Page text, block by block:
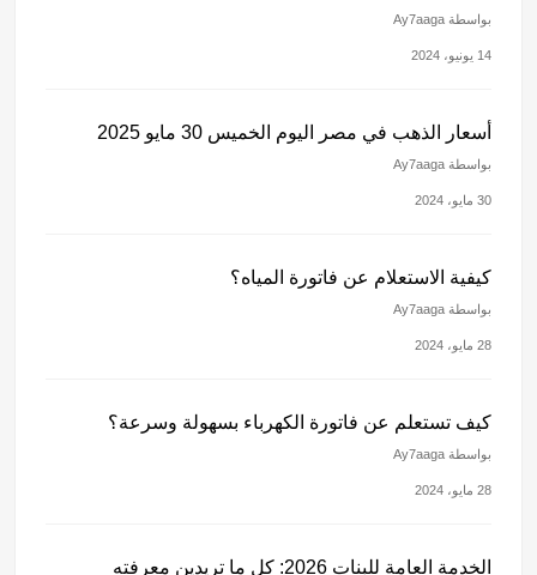
بواسطة Ay7aaga
14 يونيو، 2024
أسعار الذهب في مصر اليوم الخميس 30 مايو 2025
بواسطة Ay7aaga
30 مايو، 2024
كيفية الاستعلام عن فاتورة المياه؟
بواسطة Ay7aaga
28 مايو، 2024
كيف تستعلم عن فاتورة الكهرباء بسهولة وسرعة؟
بواسطة Ay7aaga
28 مايو، 2024
الخدمة العامة للبنات 2026: كل ما تريدين معرفته